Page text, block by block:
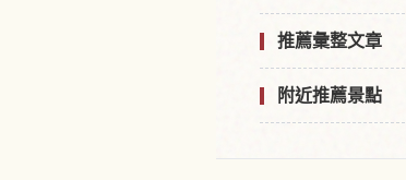
推薦彙整文章
附近推薦景點